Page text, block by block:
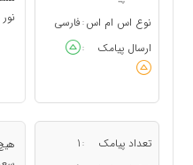
نوع اس ام اس : فارسی
ارسال پیامک
:
تعداد پیامک :
1